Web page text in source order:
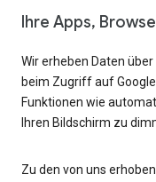
Ihre Apps,
Wir erheben Daten
beim Zugriff auf
Funktionen wie
Ihren Bildschirm zu
Zu den von uns